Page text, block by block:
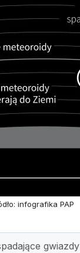
infografika PAP
gwiazdy